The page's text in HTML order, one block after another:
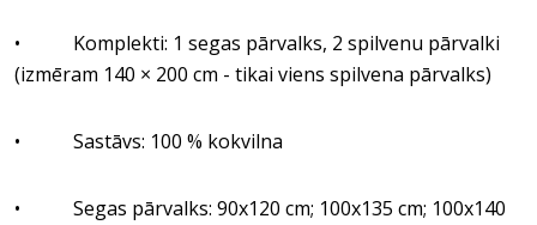
• Komplekti: 1 segas pārvalks, 2 spilvenu pārvalki
(izmēram 140 × 200 cm - tikai viens spilvena pārvalks)
• Sastāvs: 100 % kokvilna
• Segas pārvalks: 90x120 cm; 100x135 cm; 100x140